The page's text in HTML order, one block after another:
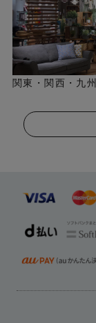
関東・関西・九